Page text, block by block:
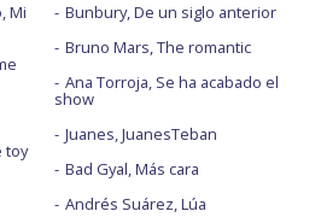
Mi
toy
Bunbury, De un siglo anterior
Bruno Mars, The romantic
Ana Torroja, Se ha acabado el
show
Juanes, JuanesTeban
Bad Gyal, Más cara
Andrés Suárez, Lúa